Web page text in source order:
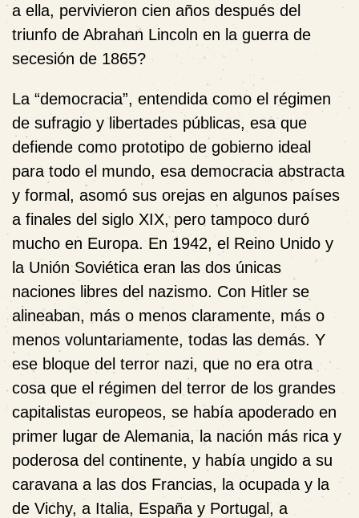
a ella, pervivieron cien años después del
triunfo de Abrahan Lincoln en la guerra de
secesión de 1865?
La “democracia”, entendida como el régimen
de sufragio y libertades públicas, esa que
defiende como prototipo de gobierno ideal
para todo el mundo, esa democracia abstracta
y formal, asomó sus orejas en algunos países
a finales del siglo XIX, pero tampoco duró
mucho en Europa. En 1942, el Reino Unido y
la Unión Soviética eran las dos únicas
naciones libres del nazismo. Con Hitler se
alineaban, más o menos claramente, más o
menos voluntariamente, todas las demás. Y
ese bloque del terror nazi, que no era otra
cosa que el régimen del terror de los grandes
capitalistas europeos, se había apoderado en
primer lugar de Alemania, la nación más rica y
poderosa del continente, y había ungido a su
caravana a las dos Francias, la ocupada y la
de Vichy, a Italia, España y Portugal, a